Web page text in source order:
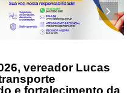
vereador Lucas
e fortalecimento da